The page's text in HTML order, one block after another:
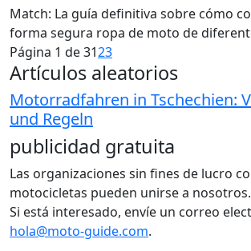
Match: La guía definitiva sobre cómo
forma segura ropa de moto de
Página 1 de 3123
Artículos aleatorios
Motorradfahren in Tschechien:
und Regeln
publicidad gratuita
Las organizaciones sin fines de lucro
motocicletas pueden unirse a nosotros.
Si está interesado, envíe un correo
hola@moto-guide.com.